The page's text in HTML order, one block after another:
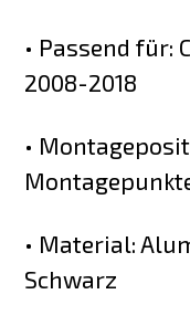
• Passend für:
2008-2018
•
• Material:
Schwarz